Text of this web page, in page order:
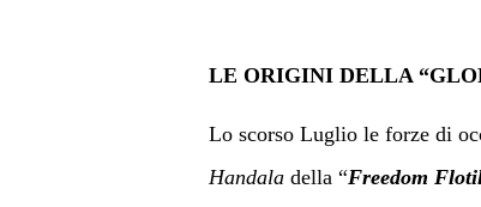
LE ORIGINI DELLA
Lo scorso Luglio le forze di
Handala della “Freedom